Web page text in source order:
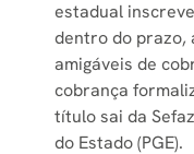
estadual
dentro do prazo,
amigáveis de
cobrança
título sai da
do Estado (PGE).